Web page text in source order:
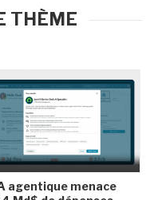
THÈME
agentique menace